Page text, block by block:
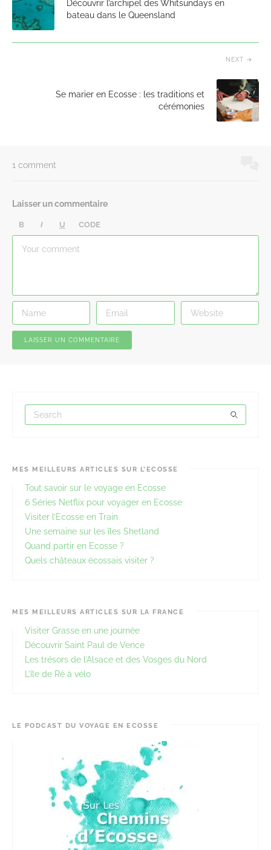
Découvrir l’archipel des Whitsundays en
bateau dans le Queensland
NEXT
Se marier en Ecosse : les traditions et
cérémonies
1 comment
Laisser un commentaire
B I U CODE
MES MEILLEURS ARTICLES SUR L’ECOSSE
Tout savoir sur le voyage en Ecosse
6 Séries Netflix pour voyager en Ecosse
Visiter l’Ecosse en Train
Une semaine sur les îles Shetland
Quand partir en Ecosse ?
Quels châteaux écossais visiter ?
MES MEILLEURS ARTICLES SUR LA FRANCE
Visiter Grasse en une journée
Découvrir Saint Paul de Vence
Les trésors de l’Alsace et des Vosges du Nord
L’île de Ré à vélo
LE PODCAST DU VOYAGE EN ECOSSE